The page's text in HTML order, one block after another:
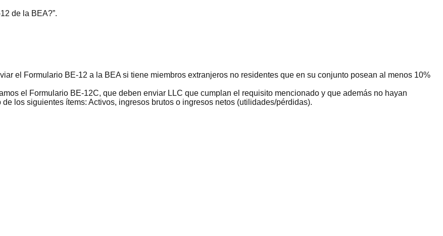
de la BEA?”.
el Formulario BE-12 a la BEA si tiene miembros extranjeros no residentes que en su conjunto posean al menos 10%
el Formulario BE-12C, que deben enviar LLC que cumplan el requisito mencionado y que además no hayan
los siguientes ítems: Activos, ingresos brutos o ingresos netos (utilidades/pérdidas).